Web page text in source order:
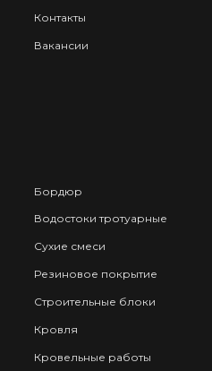
Контакты
Вакансии
Бордюр
Водостоки тротуарные
Сухие смеси
Резиновое покрытие
Строительные блоки
Кровля
Кровельные работы